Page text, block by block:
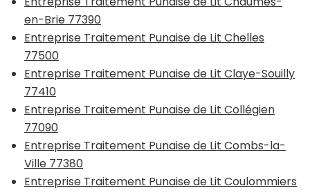
en-Brie 77390
Entreprise Traitement Punaise de Lit Chelles
77500
Entreprise Traitement Punaise de Lit Claye-Souilly
77410
Entreprise Traitement Punaise de Lit Collégien
77090
Entreprise Traitement Punaise de Lit Combs-la-
Ville 77380
Entreprise Traitement Punaise de Lit Coulommiers